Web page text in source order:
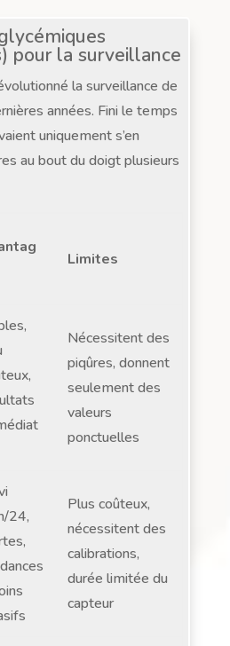
pour la surveillance
la surveillance de
années. Fini le temps
uniquement s’en
au bout du doigt plusieurs
Limites
Nécessitent des
piqûres, donnent
seulement des
valeurs
ponctuelles
24,
Plus coûteux,
nécessitent des
calibrations,
durée limitée du
capteur